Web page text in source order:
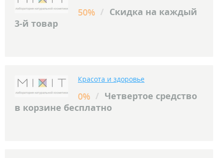
50% / Скидка на каждый
3-й товар
Красота и здоровье
0% / Четвертое средство
в корзине бесплатно